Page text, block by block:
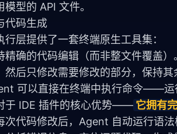
型的 API 文件。
代码生成
行层提供了一套终端原生工具集：
确的代码编辑（而非整文件覆盖）
然后只修改需要修改的部分，保持
于 IDE 插件的核心优势—— 它拥有
次代码修改后，Agent 自动运行语